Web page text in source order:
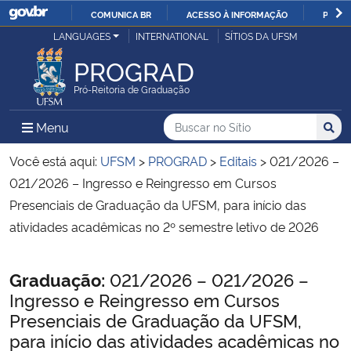
IR
O
COMUNICA BR ACESSO À INFORMAÇÃO
Ministério da Justiça e Segurança Pública
Ministério da Defesa
Ministério das Relações Exteriores
Ministério da Economia
Ministério da Agricultura, Pecuária e Abastecimento
Ministério da Educação
LANGUAGES INTERNATIONAL SÍTIOS DA UFSM
PROGRAD
Pró-Reitoria de Graduação
Menu Menu Principal do Sítio
Busca
Buscar no no Sítio
Busca:
Você está aqui: UFSM > PROGRAD > Editais >021/2026 –
021/2026 – Ingresso e Reingresso em Cursos
Presenciais de Graduação da UFSM, para início das
atividades acadêmicas no 2º semestre letivo de 2026
Início do conteúdo
Graduação: 021/2026 – 021/2026 –
Ingresso e Reingresso em Cursos
Presenciais de Graduação da UFSM,
para início das atividades acadêmicas no